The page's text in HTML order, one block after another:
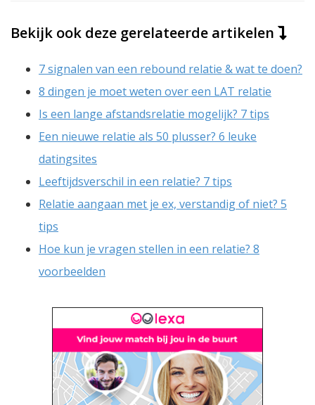
Bekijk ook deze gerelateerde artikelen
7 signalen van een rebound relatie & wat te doen?
8 dingen je moet weten over een LAT relatie
Is een lange afstandsrelatie mogelijk? 7 tips
Een nieuwe relatie als 50 plusser? 6 leuke
datingsites
Leeftijdsverschil in een relatie? 7 tips
Relatie aangaan met je ex, verstandig of niet? 5
tips
Hoe kun je vragen stellen in een relatie? 8
voorbeelden